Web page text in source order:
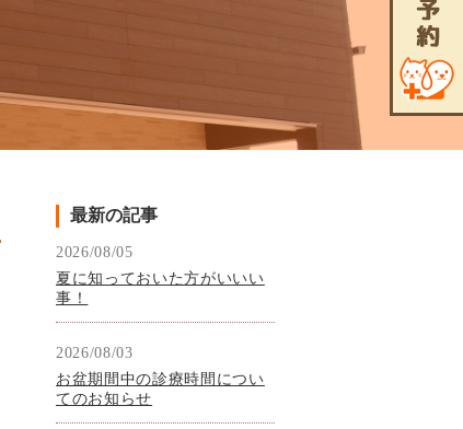
最新の記事
2026/08/05
夏に知っておいた方がいいい
事！
2026/08/03
お盆期間中の診療時間につい
てのお知らせ